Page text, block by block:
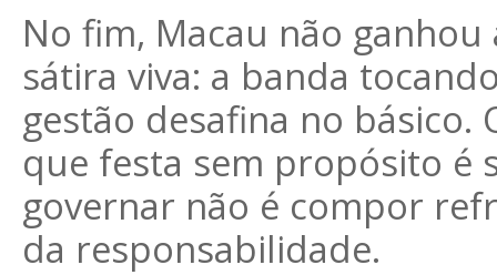
No fim, Macau não
sátira viva: a banda
gestão desafina no
que festa sem propósito é
governar não é compor
da responsabilidade.